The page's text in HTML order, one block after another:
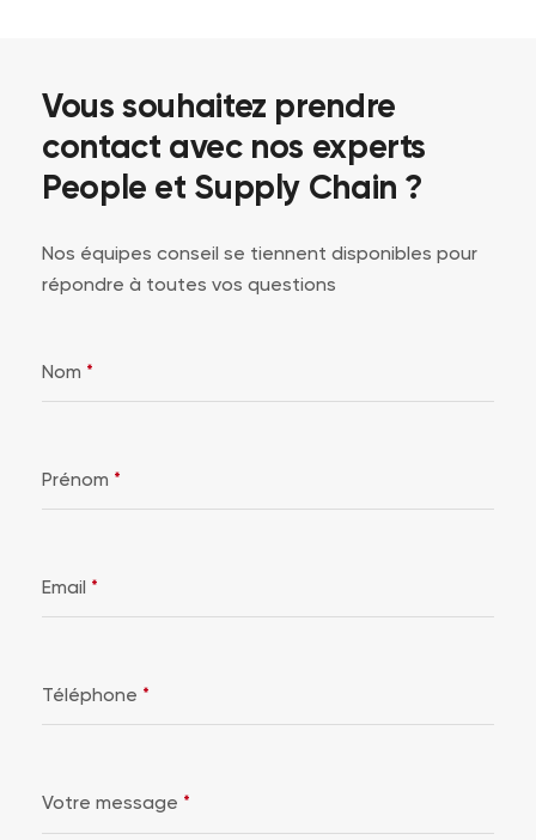
Vous souhaitez prendre
contact avec nos experts
People et Supply Chain ?
Nos équipes conseil se tiennent disponibles pour
répondre à toutes vos questions
Nom *
Prénom *
Email *
Téléphone *
Votre message *